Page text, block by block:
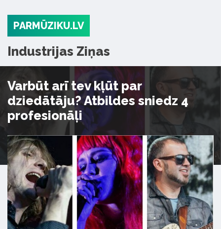
PARMŪZIKU.LV
Industrijas Ziņas
Varbūt arī tev kļūt par
dziedātāju? Atbildes sniedz 4
profesionāļi